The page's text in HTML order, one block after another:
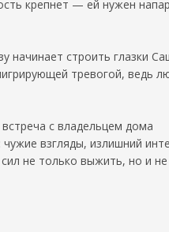
крепнет — ей нужен
начинает строить глазки
тревогой, ведь
с владельцем дома
взгляды, излишний
не только выжить, но и